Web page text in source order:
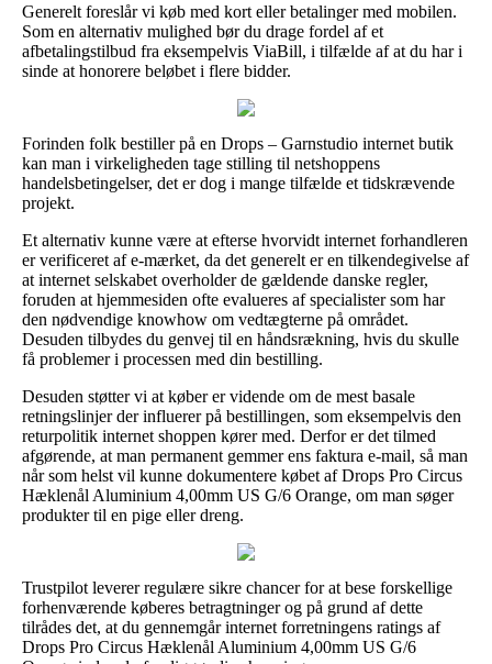
Generelt foreslår vi køb med kort eller betalinger med mobilen.
Som en alternativ mulighed bør du drage fordel af et
afbetalingstilbud fra eksempelvis ViaBill, i tilfælde af at du har i
sinde at honorere beløbet i flere bidder.
Forinden folk bestiller på en Drops – Garnstudio internet butik
kan man i virkeligheden tage stilling til netshoppens
handelsbetingelser, det er dog i mange tilfælde et tidskrævende
projekt.
Et alternativ kunne være at efterse hvorvidt internet forhandleren
er verificeret af e-mærket, da det generelt er en tilkendegivelse af
at internet selskabet overholder de gældende danske regler,
foruden at hjemmesiden ofte evalueres af specialister som har
den nødvendige knowhow om vedtægterne på området.
Desuden tilbydes du genvej til en håndsrækning, hvis du skulle
få problemer i processen med din bestilling.
Desuden støtter vi at køber er vidende om de mest basale
retningslinjer der influerer på bestillingen, som eksempelvis den
returpolitik internet shoppen kører med. Derfor er det tilmed
afgørende, at man permanent gemmer ens faktura e-mail, så man
når som helst vil kunne dokumentere købet af Drops Pro Circus
Hæklenål Aluminium 4,00mm US G/6 Orange, om man søger
produkter til en pige eller dreng.
Trustpilot leverer regulære sikre chancer for at bese forskellige
forhenværende køberes betragtninger og på grund af dette
tilrådes det, at du gennemgår internet forretningens ratings af
Drops Pro Circus Hæklenål Aluminium 4,00mm US G/6